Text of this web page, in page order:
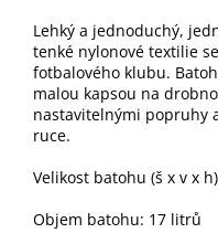
Lehký a jednoduchý,
tenké nylonové textilie
fotbalového klubu.
malou kapsou na
nastavitelnými popruhy
ruce.
Velikost batohu (š x v x
Objem batohu: 17 litrů